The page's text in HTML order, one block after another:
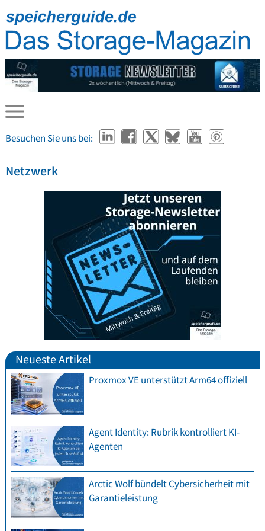
Besuchen Sie uns bei:
Netzwerk
Neueste Artikel
Proxmox VE unterstützt Arm64 offiziell
Agent Identity: Rubrik kontrolliert KI-
Agenten
Arctic Wolf bündelt Cybersicherheit mit
Garantieleistung